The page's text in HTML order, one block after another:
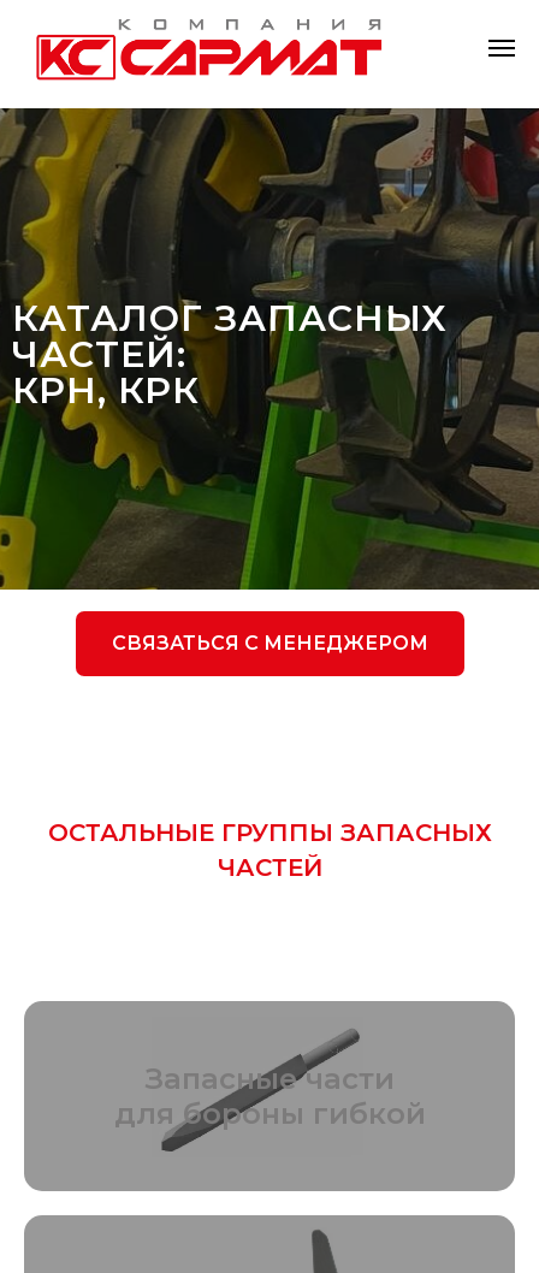
КАТАЛОГ ЗАПАСНЫХ
ЧАСТЕЙ:
КРН, КРК
СВЯЗАТЬСЯ С МЕНЕДЖЕРОМ
ОСТАЛЬНЫЕ ГРУППЫ ЗАПАСНЫХ
ЧАСТЕЙ
Запасные части
для бороны гибкой